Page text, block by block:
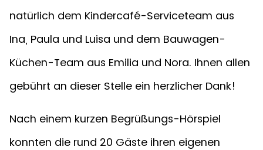
natürlich dem Kindercafé-Serviceteam aus
Ina, Paula und Luisa und dem Bauwagen-
Küchen-Team aus Emilia und Nora. Ihnen allen
gebührt an dieser Stelle ein herzlicher Dank!
Nach einem kurzen Begrüßungs-Hörspiel
konnten die rund 20 Gäste ihren eigenen